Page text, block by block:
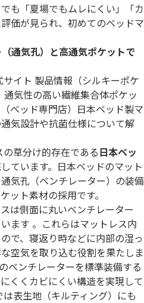
も「夏場でもムレにくい」「カ
価が見られ、初めてのベッドマ
通気孔）と高通気ポケットで
イト 製品情報 （シルキーポケ
気性の高い繊維集合体ポケッ
ベッド専門店）日本ベッド製マ
通気設計や抗菌仕様について解
草分け的存在である日本ベッ
ています。日本ベッドのマット
気孔（ベンチレーター）の装備
ット素材の採用です。
は側面に丸いベンチレーター
ます 。これらはマットレス内
で、寝返り時などに内部の湿っ
空気を取り込む役割を果たしま
ベンチレーターを標準装備する
くくカビにくい構造を実現して
表生地（キルティング）にも